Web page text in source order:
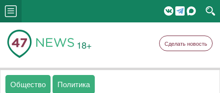
18+ Сделать новость
Общество Политика